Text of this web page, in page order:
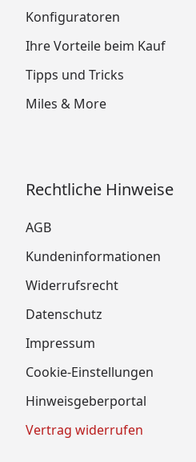
Konfiguratoren
Ihre Vorteile beim Kauf
Tipps und Tricks
Miles & More
Rechtliche Hinweise
AGB
Kundeninformationen
Widerrufsrecht
Datenschutz
Impressum
Cookie-Einstellungen
Hinweisgeberportal
Vertrag widerrufen